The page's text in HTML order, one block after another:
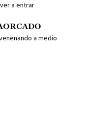
a entrar
a medio